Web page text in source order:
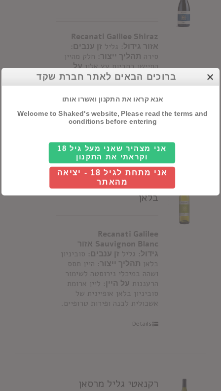
Recanati Galilee Shiraz
אזור גידול: גליל זן ענבים:
סירה תהליך ייצור: חלק מהיין
התיישן בחביות עץ אלוןעל
היין: ליין ארומת שיראז
אופיינית של סיגליות, לבנדר
ופלפל שחור בליווי ניחוחות עץ
אלון
Details
רקנאטי גליל סוביניון
בלאן
Recanati Galilee
Sauvignon Blanc אזור
גידול: גליל זן ענבים: סוביניון
בלאן תהליך ייצור: היין תסס
ושהה במיכלי נירוסטה לשימור
הרעננות על היין: ליין ארומת
סוביניון בלאן אופיינית של
אשכולית לבנה ופירות טרופיים.
Details
רקנאטי גליל מרסאן
ברוכים הבאים לאתר חברת שקד
אנא קראו את התקנון ואשרו אותו
Welcome to Shaked's website, Please read the terms and
conditions before entering
אני מצהיר שאני מעל גיל 18
וקראתי את התקנון
אני מתחת לגיל 18 - יציאה
מהאתר